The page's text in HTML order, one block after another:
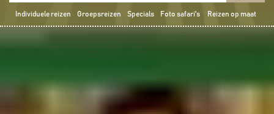
Individuele reizen Groepsreizen Specials Foto safari's Reizen op maat